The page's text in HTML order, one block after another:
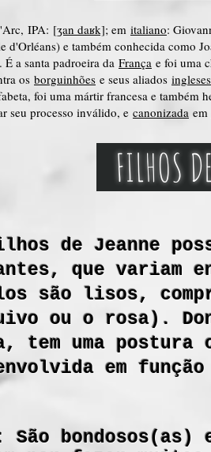
IPA: [ʒan daʁk]; em italiano:
d'Orléans) e também conhecida como
. É a santa padroeira da França e foi uma
os borguinhões e seus aliados ingleses
foi uma mártir francesa e também
seu processo inválido, e canonizada em
FILHOS
de Jeanne
que variam
são lisos,
ou o rosa).
tem uma postura
em